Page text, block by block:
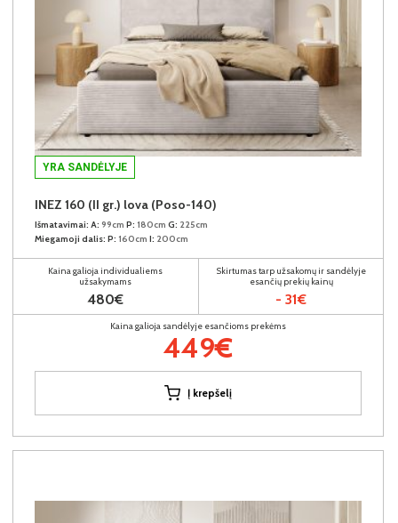
YRA SANDĖLYJE
INEZ 160 (II gr.) lova (Poso-140)
Išmatavimai: A: 99cm P: 180cm G: 225cm
Miegamoji dalis: P: 160cm I: 200cm
Kaina galioja individualiems
užsakymams
480€
Skirtumas tarp užsakomų ir sandėlyje
esančių prekių kainų
- 31€
Kaina galioja sandėlyje esančioms prekėms
449€
Į krepšelį